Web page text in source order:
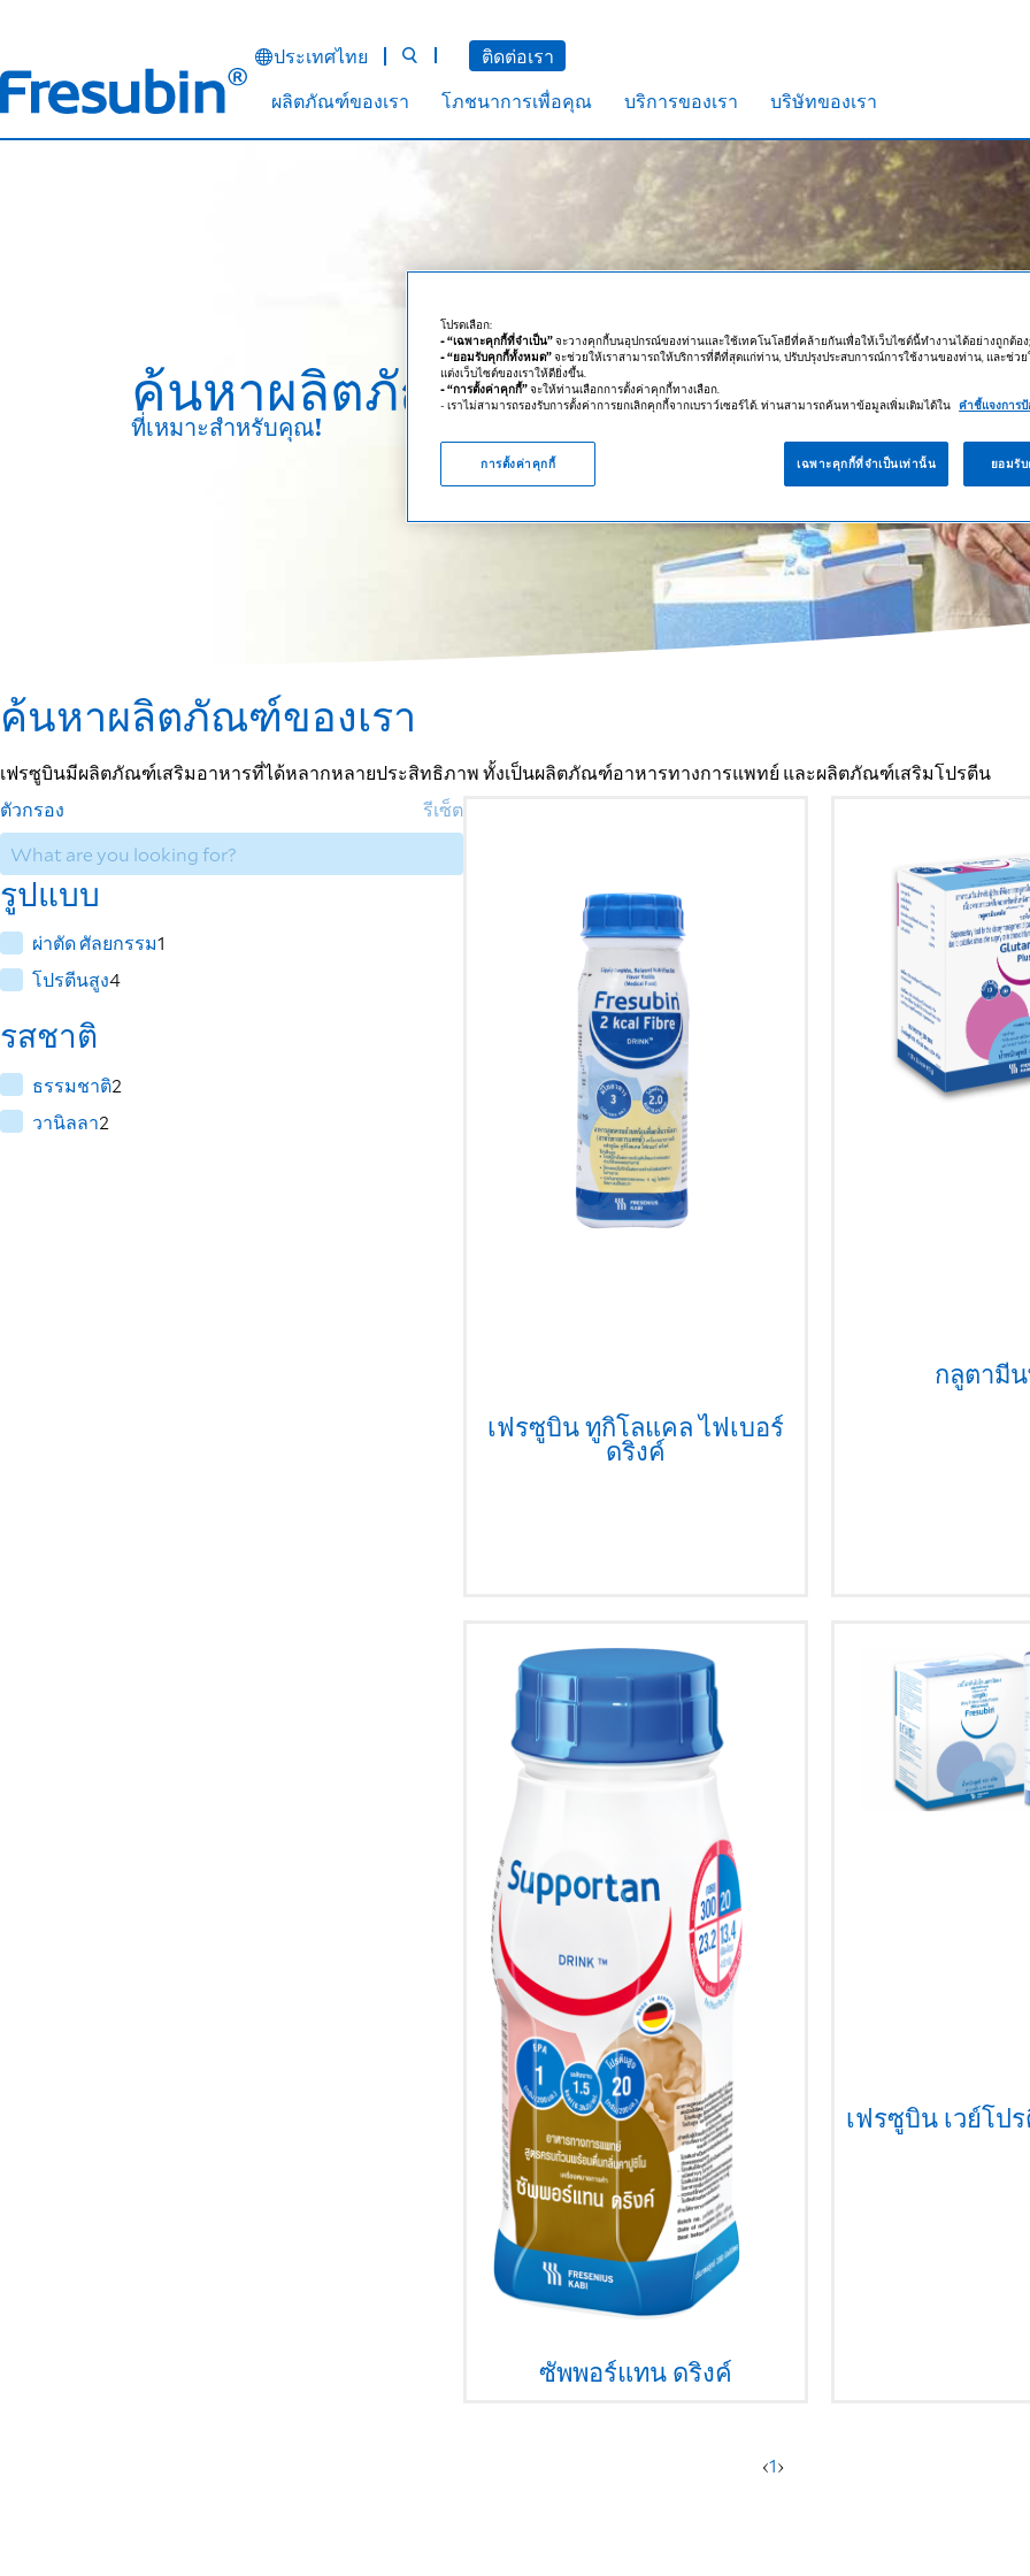
ประเทศไทย
ติดต่อเรา
ผลิตภัณฑ์ของเรา
โภชนาการเพื่อคุณ บริการของเรา บริษัทของเรา
ค้นหาผลิตภัณฑ์
ที่เหมาะสำหรับคุณ!
ค้นหาผลิตภัณฑ์ของเรา
เฟรซูบินมีผลิตภัณฑ์เสริมอาหารที่ได้หลากหลายประสิทธิภาพ ทั้งเป็นผลิตภัณฑ์อาหารทางการแพทย์ และผลิตภัณฑ์เสริมโปรตีน
ตัวกรอง
รีเซ็ต
รูปแบบ
ผ่าตัด ศัลยกรรม1
โปรตีนสูง4
รสชาติ
ธรรมชาติ2
วานิลลา2
เฟรซูบิน ทูกิโลแคล ไฟเบอร์
ดริงค์
กลูตามี
ซัพพอร์แทน ดริงค์
เฟรซูบิน เวย์โป
‹1›
โปรดเลือก:
- “เฉพาะคุกกี้ที่จำเป็น”จะวางคุกกี้บนอุปกรณ์ของท่านและใช้เทคโนโลยีที่คล้ายกันเพื่อให้เว็บไซต์นี้ทำงานได้อย่างถูกต้อ
- “ยอมรับคุกกี้ทั้งหมด”จะช่วยให้เราสามารถให้บริการที่ดีที่สุดแก่ท่าน, ปรับปรุงประสบการณ์การใช้งานของท่าน, และช่วย
แต่งเว็บไซต์ของเราให้ดียิ่งขึ้น.
- “การตั้งค่าคุกกี้”จะให้ท่านเลือกการตั้งค่าคุกกี้ทางเลือก.
- เราไม่สามารถรองรับการตั้งค่าการยกเลิกคุกกี้จากเบราว์เซอร์ได้. ท่านสามารถค้นหาข้อมูลเพิ่มเติมได้ใน คำชี้แจงการ
การตั้งค่าคุกกี้ เฉพาะคุกกี้ที่จำเป็นเท่านั้น ยอมรั